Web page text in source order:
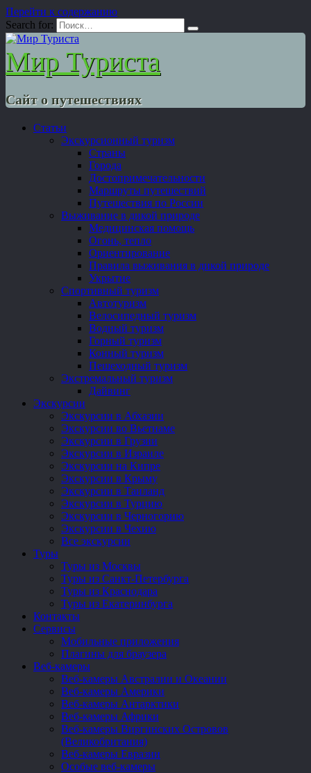
Перейти к содержанию
Search for:
Мир Туриста
Сайт о путешествиях
Статьи
Экскурсионный туризм
Страны
Города
Достопримечательности
Маршруты путешествий
Путешествия по России
Выживание в дикой природе
Медицинская помощь
Огонь, тепло
Ориентирование
Правила выживания в дикой природе
Укрытие
Спортивный туризм
Автотуризм
Велосипедный туризм
Водный туризм
Горный туризм
Конный туризм
Пешеходный туризм
Экстремальный туризм
Дайвинг
Экскурсии
Экскурсии в Абхазии
Экскурсии во Вьетнаме
Экскурсии в Грузии
Экскурсии в Израиле
Экскурсии на Кипре
Экскурсии в Крыму
Экскурсии в Таиланд
Экскурсии в Турцию
Экскурсии в Черногорию
Экскурсии в Чехию
Все экскурсии
Туры
Туры из Москвы
Туры из Санкт-Петербурга
Туры из Краснодара
Туры из Екатеринбурга
Контакты
Сервисы
Мобильные приложения
Плагины для браузера
Веб-камеры
Веб-камеры Австралии и Океании
Веб-камеры Америки
Веб-камеры Антарктики
Веб-камеры Африки
Веб-камеры Виргинских Островов
(Великобритания)
Веб-камеры Евразии
Особые веб-камеры